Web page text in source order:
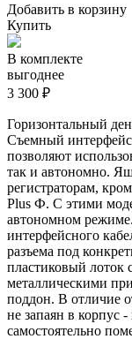
Добавить в корзину
Купить
В комплекте
выгоднее
3 300 ₽
Горизонтальный
Съемный
позволяют
так и автономно.
регистраторам,
Plus Ф. С этими
автономном
интерфейсного
разъема под
пластиковый лоток
металлическими
поддон. В отличие
не запаян в корпус
самостоятельно